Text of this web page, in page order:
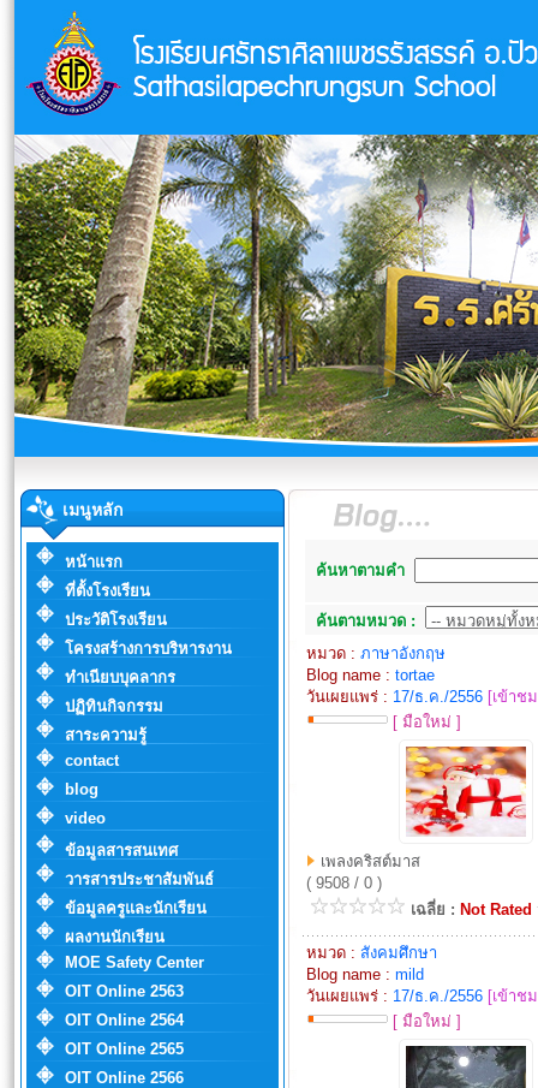
เมนูหลัก
หน้าแรก
ที่ตั้งโรงเรียน
ประวัติโรงเรียน
โครงสร้างการบริหารงาน
ทำเนียบบุคลากร
ปฏิทินกิจกรรม
สาระความรู้
contact
blog
video
ข้อมูลสารสนเทศ
วารสารประชาสัมพันธ์
ข้อมูลครูและนักเรียน
ผลงานนักเรียน
MOE Safety Center
OIT Online 2563
OIT Online 2564
OIT Online 2565
OIT Online 2566
ค้นหาตามคำ
ค้นตามหมวด :
หมวด : ภาษาอังกฤษ
Blog name : tortae
วันเผยแพร่ : 17/ธ.ค./2556 [เข้าช
[ มือใหม่ ]
เพลงคริสต์มาส
( 9508 / 0 )
เฉลี่ย : Not Rated
หมวด : สังคมศึกษา
Blog name : mild
วันเผยแพร่ : 17/ธ.ค./2556 [เข้าช
[ มือใหม่ ]